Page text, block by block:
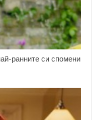
ранните си спомени